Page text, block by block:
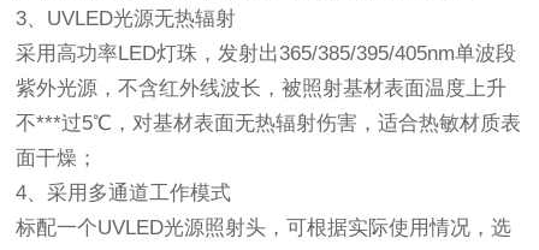
3、UVLED光源无热辐射
采用高功率LED灯珠，发射出365/385/395/405nm单波段
紫外光源，不含红外线波长，被照射基材表面温度上升
不***过5℃，对基材表面无热辐射伤害，适合热敏材质表
面干燥；
4、采用多通道工作模式
标配一个UVLED光源照射头，可根据实际使用情况，选